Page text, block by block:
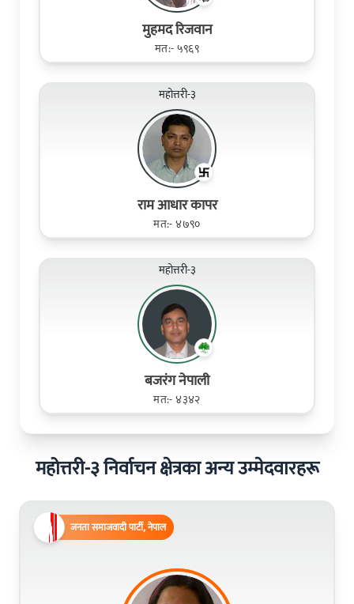
मुहमद रिजवान
मत:- ५९६९
महोत्तरी-३
राम आधार कापर
मत:- ४७९०
महोत्तरी-३
बजरंग नेपाली
मत:- ४३४२
महोत्तरी-३ निर्वाचन क्षेत्रका अन्य उम्मेदवारहरू
जनता समाजवादी पार्टी, नेपाल